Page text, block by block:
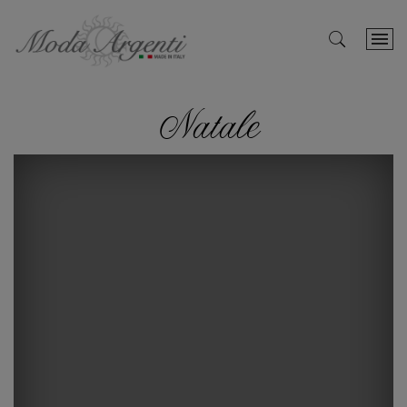
Natale